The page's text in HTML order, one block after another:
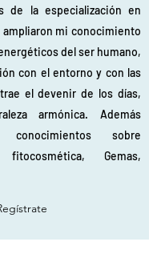
de la especialización en
mi conocimiento
del ser humano,
con el entorno y con las
el devenir de los días,
armónica. Además
sobre
Gemas,